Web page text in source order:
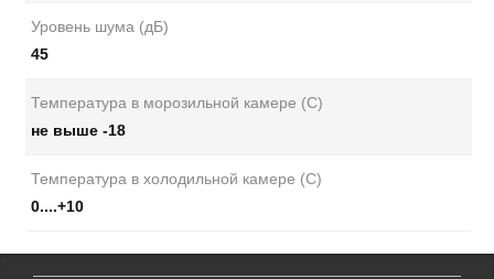
Уровень шума (дБ)
45
Температура в морозильной камере (С)
не выше -18
Температура в холодильной камере (С)
0....+10